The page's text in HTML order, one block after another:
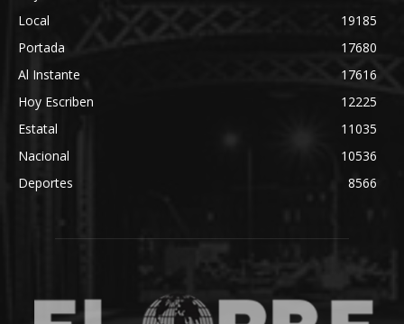
Local
19185
Portada
17680
Al Instante
17616
Hoy Escriben
12225
Estatal
11035
Nacional
10536
Deportes
8566